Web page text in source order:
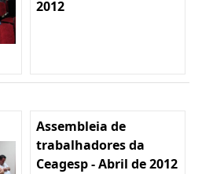
2012
Assembleia de
trabalhadores da
Ceagesp - Abril de 2012